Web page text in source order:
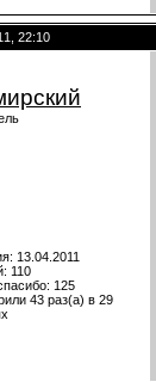
22:10
13.04.2011
110
125
43 раз(а) в 29